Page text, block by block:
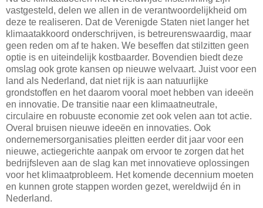
vastgesteld, delen we allen in de verantwoordelijkheid om
deze te realiseren. Dat de Verenigde Staten niet langer het
klimaatakkoord onderschrijven, is betreurenswaardig, maar
geen reden om af te haken. We beseffen dat stilzitten geen
optie is en uiteindelijk kostbaarder. Bovendien biedt deze
omslag ook grote kansen op nieuwe welvaart. Juist voor een
land als Nederland, dat niet rijk is aan natuurlijke
grondstoffen en het daarom vooral moet hebben van ideeën
en innovatie. De transitie naar een klimaatneutrale,
circulaire en robuuste economie zet ook velen aan tot actie.
Overal bruisen nieuwe ideeën en innovaties. Ook
ondernemersorganisaties pleitten eerder dit jaar voor een
nieuwe, actiegerichte aanpak om ervoor te zorgen dat het
bedrijfsleven aan de slag kan met innovatieve oplossingen
voor het klimaatprobleem. Het komende decennium moeten
en kunnen grote stappen worden gezet, wereldwijd én in
Nederland.